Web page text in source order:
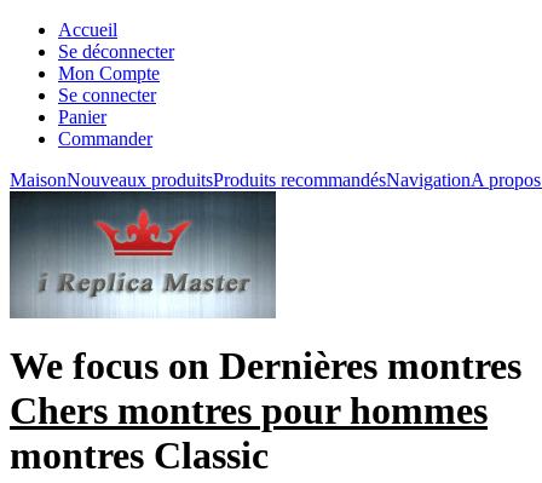
Accueil
Se déconnecter
Mon Compte
Se connecter
Panier
Commander
MaisonNouveaux produitsProduits recommandésNavigationA
We focus on Dernières montres
Chers montres pour hommes
montres Classic